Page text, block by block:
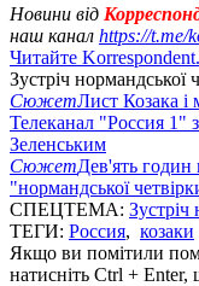
Новини від
наш канал https://t.me/
Читайте
Зустріч нормандської
СюжетЛист Козака і
Телеканал "Россия 1"
Зеленським
СюжетДев'ять годин
"нормандської
СПЕЦТЕМА: Зустріч
ТЕГИ: Россия, козаки
Якщо ви помітили
натисніть Ctrl +